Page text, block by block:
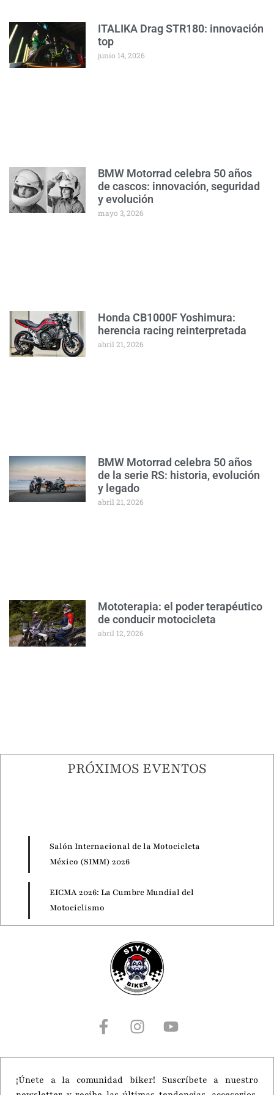
ITALIKA Drag STR180: innovación
top
junio 14, 2026
BMW Motorrad celebra 50 años
de cascos: innovación, seguridad
y evolución
mayo 3, 2026
Honda CB1000F Yoshimura:
herencia racing reinterpretada
abril 21, 2026
BMW Motorrad celebra 50 años
de la serie RS: historia, evolución
y legado
abril 21, 2026
Mototerapia: el poder terapéutico
de conducir motocicleta
abril 12, 2026
PRÓXIMOS EVENTOS
Salón Internacional de la Motocicleta
México (SIMM) 2026
EICMA 2026: La Cumbre Mundial del
Motociclismo
¡Únete a la comunidad biker! Suscríbete a nuestro